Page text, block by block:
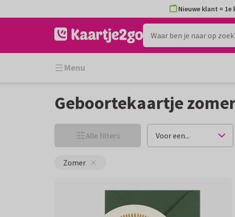
naar
naar
Nieuwe klant =
Menu
Geboortekaartje
Alle filters Voor een...
Zomer